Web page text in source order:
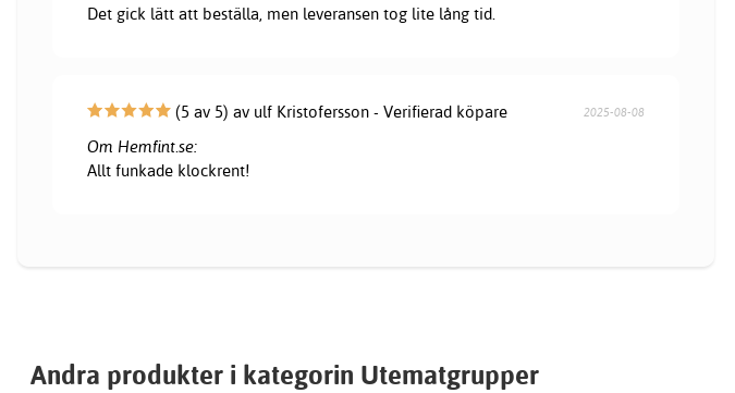
Det gick lätt att beställa, men leveransen tog lite lång tid.
(5 av 5) av ulf Kristofersson - Verifierad köpare 2025-08-08
Om Hemfint.se:
Allt funkade klockrent!
Andra produkter i kategorin Utematgrupper